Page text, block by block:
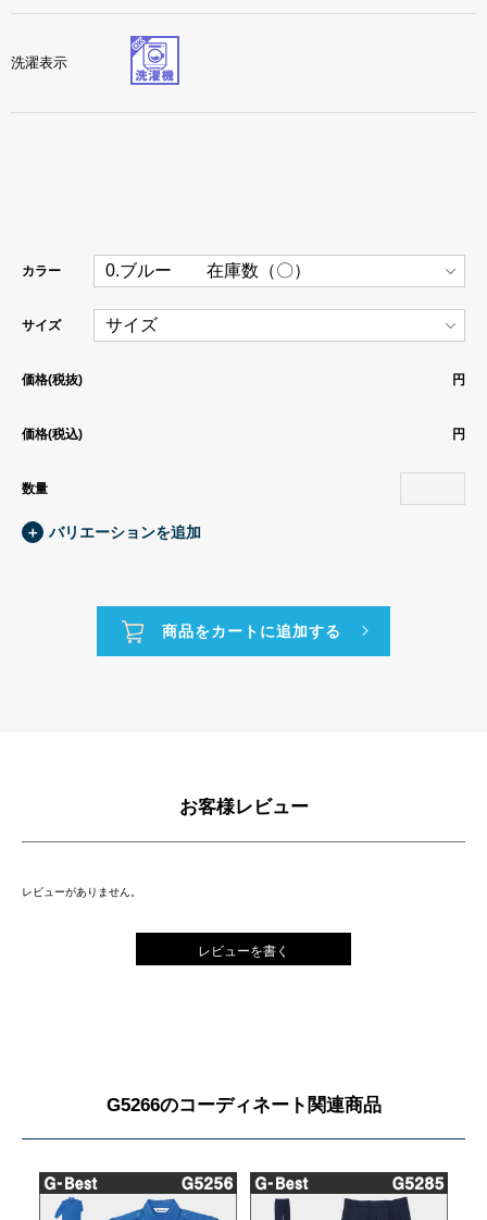
洗濯表示
カラー
サイズ
価格(税抜) 円
価格(税込) 円
数量
＋ バリエーションを追加
お客様レビュー
レビューがありません。
レビューを書く
G5266のコーディネート関連商品